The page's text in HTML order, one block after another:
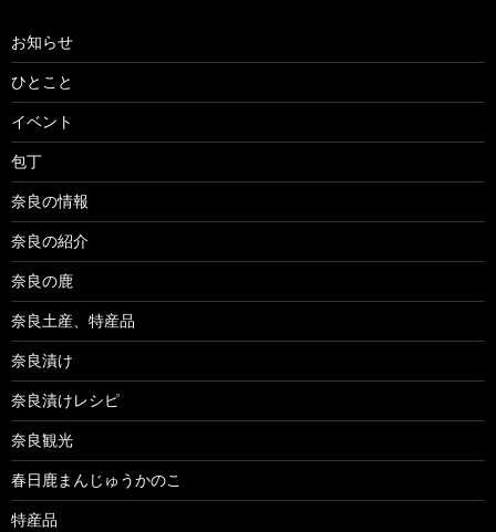
お知らせ
ひとこと
イベント
包丁
奈良の情報
奈良の紹介
奈良の鹿
奈良土産、特産品
奈良漬け
奈良漬けレシピ
奈良観光
春日鹿まんじゅうかのこ
特産品